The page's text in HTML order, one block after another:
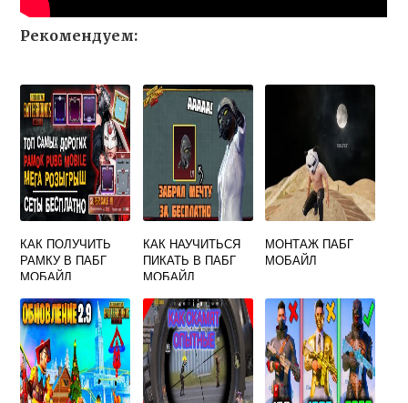
Рекомендуем:
КАК ПОЛУЧИТЬ
РАМКУ В ПАБГ
МОБАЙЛ
КАК НАУЧИТЬСЯ
ПИКАТЬ В ПАБГ
МОБАЙЛ
МОНТАЖ ПАБГ
МОБАЙЛ